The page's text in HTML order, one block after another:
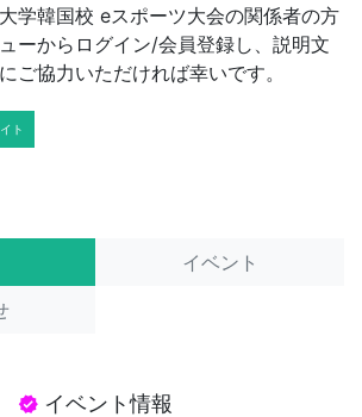
学韓国校 eスポーツ大会の関係者の方
ーからログイン/会員登録し、説明文
ご協力いただければ幸いです。
ト
イベント
verified イベント情報